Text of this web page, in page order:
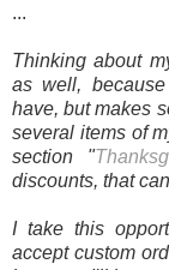
...
Thinking about
as well,
have, but makes
several items of
section "
discounts, that
I take this
accept custom